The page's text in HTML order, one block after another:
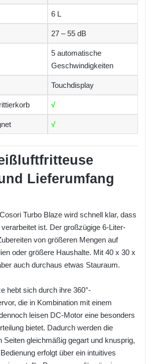
6 L
27 – 55 dB
5 automatische
Geschwindigkeiten
Touchdisplay
√
√
Lieferumfang
Turbo Blaze wird schnell klar, dass
ist. Der großzügige 6-Liter-
von größeren Mengen auf
oder größere Haushalte. Mit 40 x 30 x
auch durchaus etwas Stauraum.
hebt sich durch ihre 360°-
die in Kombination mit einem
leisen DC-Motor eine besonders
bietet. Dadurch werden die
Seiten gleichmäßig gegart und knusprig,
erfolgt über ein intuitives